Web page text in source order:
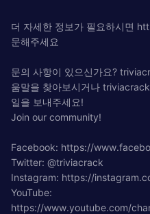
더 자세한 정보가 필요하시면
문해주세요
문의 사항이 있으신가요?
움말을 찾아보시거나
일을 보내주세요!
Join our community!
Facebook: https://
Twitter: @triviacrack
Instagram: https://
YouTube:
https://www.youtube.com/